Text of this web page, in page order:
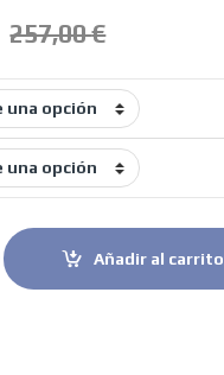
257,00€
mujer Ginebra quantity
Añadir al carrito